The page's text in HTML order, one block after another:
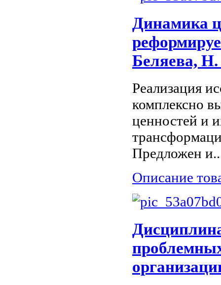
Динамика
Беляева,
Реализация
комплексно
ценностей и
Предложен
Описание